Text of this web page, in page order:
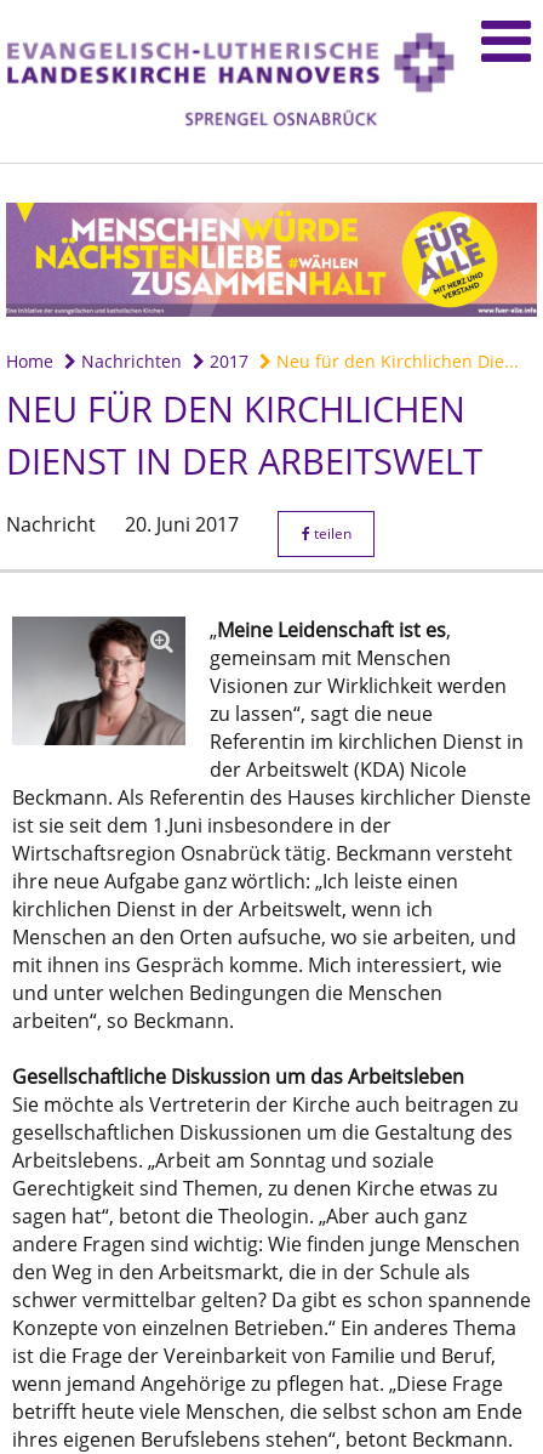
Home Nachrichten 2017 Neu für den Kirchlichen Die...
NEU FÜR DEN KIRCHLICHEN
DIENST IN DER ARBEITSWELT
Nachricht 20. Juni 2017 teilen
„Meine Leidenschaft ist es,
gemeinsam mit Menschen
Visionen zur Wirklichkeit werden
zu lassen“, sagt die neue
Referentin im kirchlichen Dienst in
der Arbeitswelt (KDA) Nicole
Beckmann. Als Referentin des Hauses kirchlicher Dienste
ist sie seit dem 1.Juni insbesondere in der
Wirtschaftsregion Osnabrück tätig. Beckmann versteht
ihre neue Aufgabe ganz wörtlich: „Ich leiste einen
kirchlichen Dienst in der Arbeitswelt, wenn ich
Menschen an den Orten aufsuche, wo sie arbeiten, und
mit ihnen ins Gespräch komme. Mich interessiert, wie
und unter welchen Bedingungen die Menschen
arbeiten“, so Beckmann.
Gesellschaftliche Diskussion um das Arbeitsleben
Sie möchte als Vertreterin der Kirche auch beitragen zu
gesellschaftlichen Diskussionen um die Gestaltung des
Arbeitslebens. „Arbeit am Sonntag und soziale
Gerechtigkeit sind Themen, zu denen Kirche etwas zu
sagen hat“, betont die Theologin. „Aber auch ganz
andere Fragen sind wichtig: Wie finden junge Menschen
den Weg in den Arbeitsmarkt, die in der Schule als
schwer vermittelbar gelten? Da gibt es schon spannende
Konzepte von einzelnen Betrieben.“ Ein anderes Thema
ist die Frage der Vereinbarkeit von Familie und Beruf,
wenn jemand Angehörige zu pflegen hat. „Diese Frage
betrifft heute viele Menschen, die selbst schon am Ende
ihres eigenen Berufslebens stehen“, betont Beckmann.